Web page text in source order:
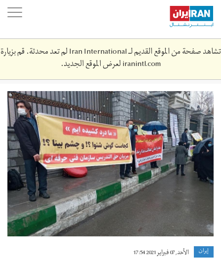
Skip
main
content
تشاهد صفحة من الموقع القديم لـ Iran International لم تعد محدثة. قم بزيارة
iranintl.comلعرض الموقع الجديد.
microsoftteams-
image_1.jpg
إيران الأحد, 07 فبراير 2021 17:54